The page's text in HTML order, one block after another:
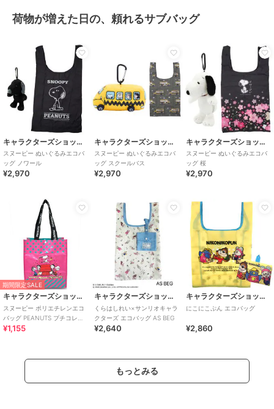
荷物が増えた日の、頼れるサブバッグ
キャラクターズショップ ラフラフ
スヌーピー ぬいぐるみエコバ
ッグ ノワール
¥2,970
キャラクターズショップ ラフラフ
スヌーピー ぬいぐるみエコバ
ッグ スクールバス
¥2,970
キャラクターズショップ ラフラフ
スヌーピー ぬいぐるみエコバ
ッグ 桜
¥2,970
期間限定SALE
キャラクターズショップ ラフラフ
スヌーピー ポリエチレンエコ
バッグ PEANUTS プチコレク
ション 75周年
¥1,155
キャラクターズショップ ラフラフ
くらはしれい×サンリオキャラ
クターズ エコバッグ AS BEG
¥2,640
キャラクターズショップ ラフラフ
にこにこぷん エコバッグ
¥2,860
もっとみる